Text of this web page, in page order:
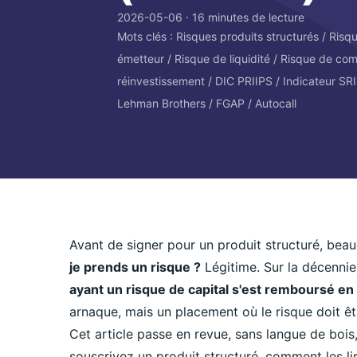
2026-05-06 ⸱ 16 minutes de lecture
Mots clés : Risques produits structurés /
émetteur / Risque de liquidité / Risque de
réinvestissement / DIC PRIIPS / Indicateur
Lehman Brothers / FGAP / Autocall
Avant de signer pour un produit structuré,
je prends un risque ? Légitime. Sur la
ayant un risque de capital s'est remboursé
arnaque, mais un placement où le risque doit
Cet article passe en revue, sans langue de